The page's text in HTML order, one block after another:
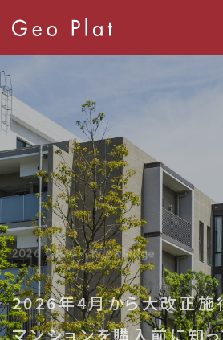
2026.03.16 Knowledge
2026年4月から大改正施
マンションを購入前に知